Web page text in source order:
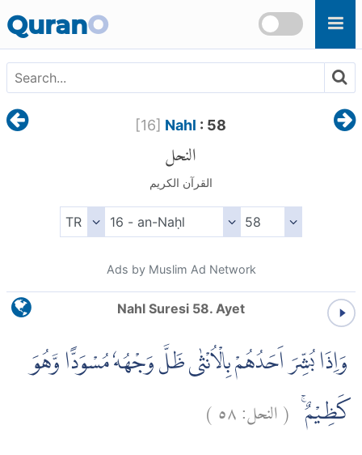
QuranO
[16] Nahl : 58
النحل
القرآن الكريم
Ads by Muslim Ad Network
Nahl Suresi 58. Ayet
وَاِذَا بُشِّرَ اَحَدُهُمْ بِالْاُنْثٰى ظَلَّ وَجْهُهٗ مُسْوَدًّا وَّهُوَ
كَظِيْمٌۚ (النحل:٥٨)